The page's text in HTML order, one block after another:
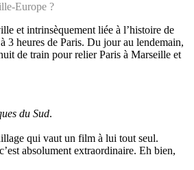
Europe ?
et intrinsèquement liée à l’histoire de
3 heures de Paris. Du jour au lendemain,
de train pour relier Paris à Marseille et
du Sud.
qui vaut un film à lui tout seul.
absolument extraordinaire. Eh bien,